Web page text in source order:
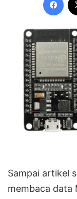
Sampai artikel
membaca data